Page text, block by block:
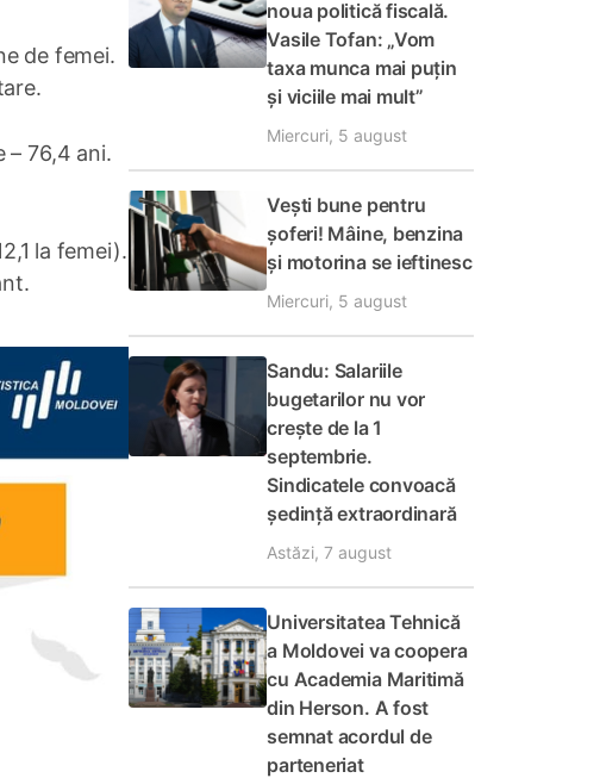
de femei.
– 76,4 ani.
la femei).
noua politică fiscală.
Vasile Tofan: „Vom
taxa munca mai puțin
și viciile mai mult”
Miercuri, 5 august
Vești bune pentru
șoferi! Mâine, benzina
și motorina se ieftinesc
Miercuri, 5 august
Sandu: Salariile
bugetarilor nu vor
crește de la 1
septembrie.
Sindicatele convoacă
ședință extraordinară
Astăzi, 7 august
Universitatea Tehnică
a Moldovei va coopera
cu Academia Maritimă
din Herson. A fost
semnat acordul de
parteneriat